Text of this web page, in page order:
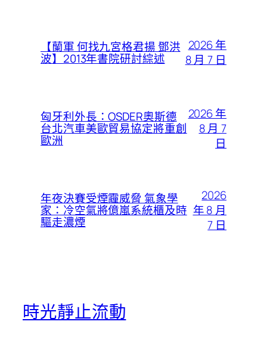
【蘭軍 何找九宮格君揚 鄧洪
波】2013年書院研討綜述
2026 年
8 月 7 日
匈牙利外長：OSDER奧斯德
台北汽車美歐貿易協定將重創
歐洲
2026 年
8 月 7
日
年夜決賽受煙霾威脅 氣象學
家：冷空氣將億嵐系統櫃及時
驅走濃煙
2026
年 8 月
7 日
時光靜止流動